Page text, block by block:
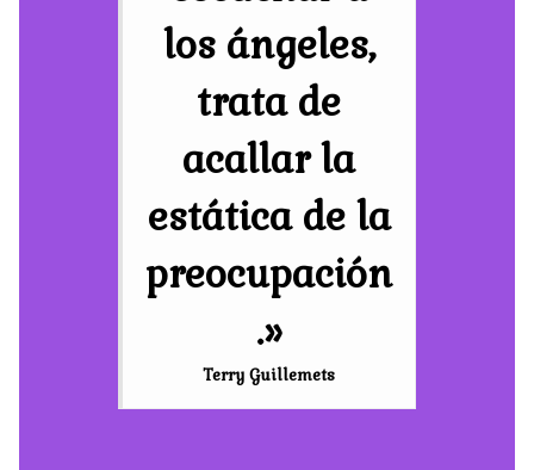
los ángeles,
trata de
acallar la
estática de la
preocupación
.»
Terry Guillemets